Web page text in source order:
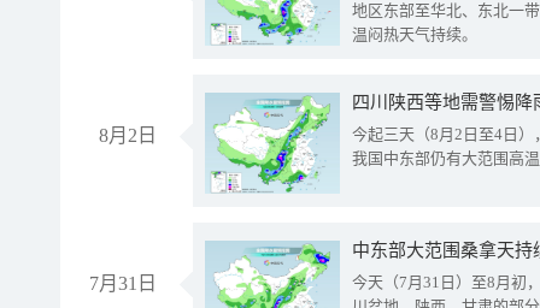
地区东部至华北、东北一
温闷热天气持续。
8月2日
今起三天（8月2日至4日
我国中东部仍有大范围高
7月31日
中东部大范围桑拿天
今天（7月31日）至8月初